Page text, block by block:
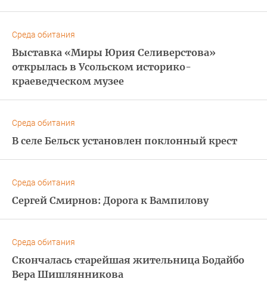
Среда обитания
Выставка «Миры Юрия Селиверстова»
открылась в Усольском историко-
краеведческом музее
Среда обитания
В селе Бельск установлен поклонный крест
Среда обитания
Сергей Смирнов: Дорога к Вампилову
Среда обитания
Скончалась старейшая жительница Бодайбо
Вера Шишлянникова